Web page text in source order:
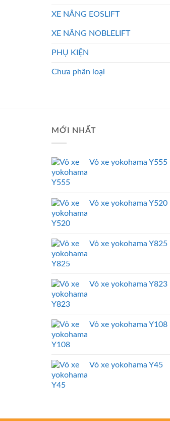
XE NÂNG EOSLIFT
XE NÂNG NOBLELIFT
PHỤ KIỆN
Chưa phân loại
MỚI NHẤT
Vỏ xe yokohama Y555
Vỏ xe yokohama Y520
Vỏ xe yokohama Y825
Vỏ xe yokohama Y823
Vỏ xe yokohama Y108
Vỏ xe yokohama Y45